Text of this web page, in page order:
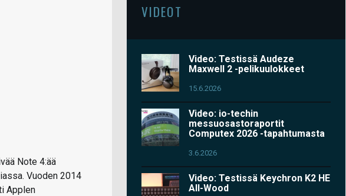
Note 4:ää
Vuoden 2014
Applen
VIDEOT
Video: Testissä Audeze
Maxwell 2 -pelikuulokkeet
15.6.2026
Video: io-techin
messuosastoraportit
Computex 2026 -tapahtumasta
3.6.2026
Video: Testissä Keychron K2 HE
All-Wood